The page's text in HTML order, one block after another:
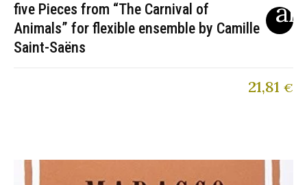
five Pieces from “The Carnival of
Animals” for flexible ensemble by Camille
Saint-Saëns
21,81 €